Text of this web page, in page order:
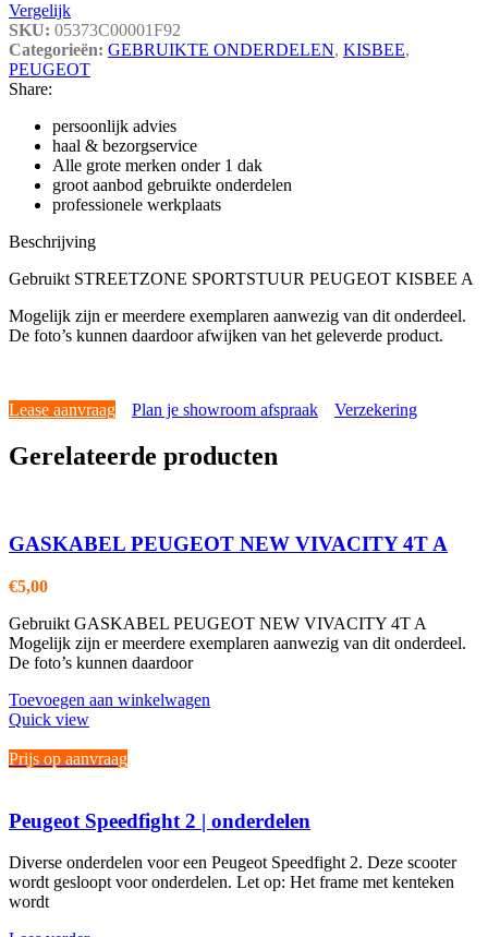
Vergelijk
SKU: 05373C00001F92
Categorieën: GEBRUIKTE ONDERDELEN, KISBEE,
PEUGEOT
Share:
persoonlijk advies
haal & bezorgservice
Alle grote merken onder 1 dak
groot aanbod gebruikte onderdelen
professionele werkplaats
Beschrijving
Gebruikt STREETZONE SPORTSTUUR PEUGEOT KISBEE A
Mogelijk zijn er meerdere exemplaren aanwezig van dit onderdeel.
De foto’s kunnen daardoor afwijken van het geleverde product.
Lease aanvraag Plan je showroom afspraak Verzekering
Gerelateerde producten
GASKABEL PEUGEOT NEW VIVACITY 4T A
€5,00
Gebruikt GASKABEL PEUGEOT NEW VIVACITY 4T A
Mogelijk zijn er meerdere exemplaren aanwezig van dit onderdeel.
De foto’s kunnen daardoor
Toevoegen aan winkelwagen
Quick view
Prijs op aanvraag
Peugeot Speedfight 2 | onderdelen
Diverse onderdelen voor een Peugeot Speedfight 2. Deze scooter
wordt gesloopt voor onderdelen. Let op: Het frame met kenteken
wordt